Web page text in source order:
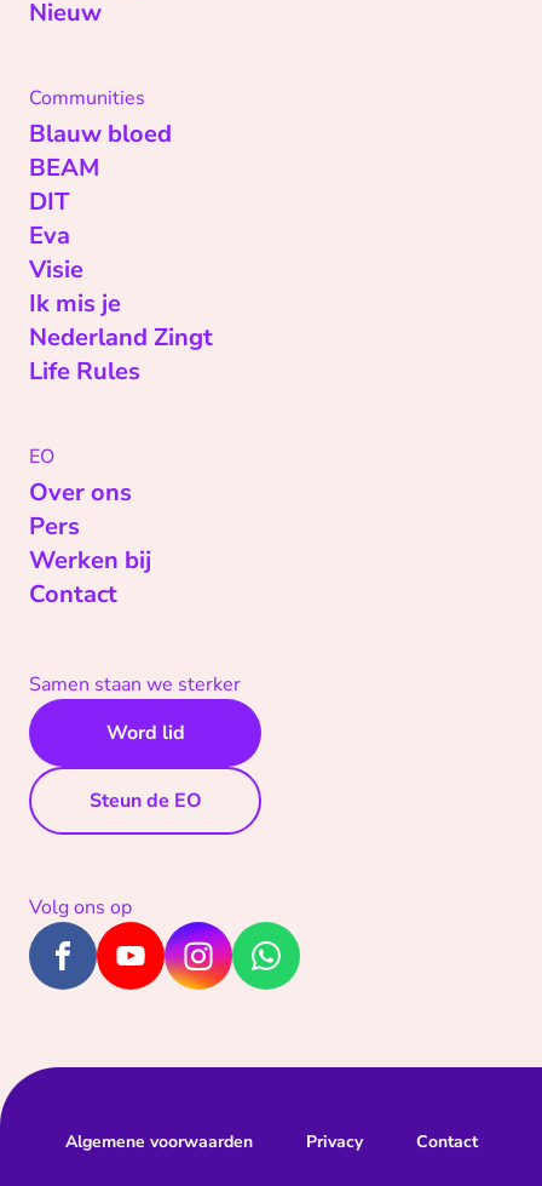
Nieuw
Communities
Blauw bloed
BEAM
DIT
Eva
Visie
Ik mis je
Nederland Zingt
Life Rules
EO
Over ons
Pers
Werken bij
Contact
Samen staan we sterker
Word lid
Steun de EO
Volg ons op
Algemene voorwaarden Privacy Contact